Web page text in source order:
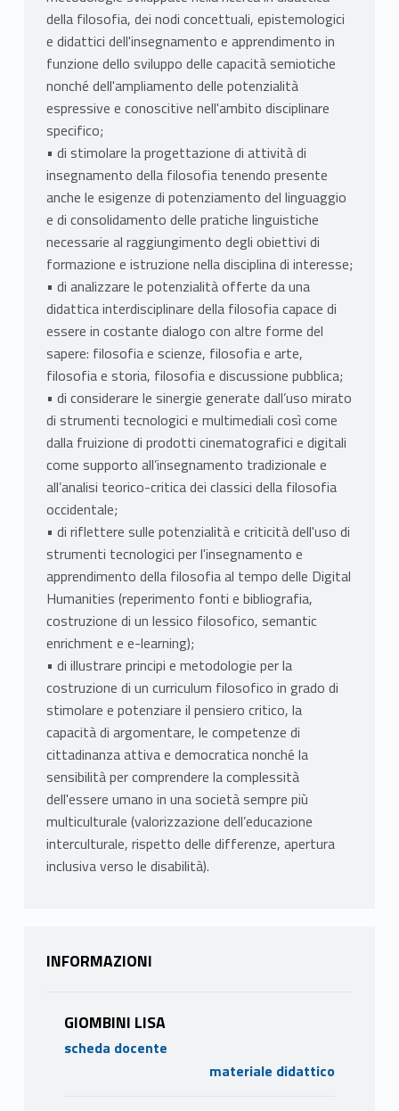
della filosofia, dei nodi concettuali, epistemologici
e didattici dell'insegnamento e apprendimento in
funzione dello sviluppo delle capacità semiotiche
nonché dell'ampliamento delle potenzialità
espressive e conoscitive nell'ambito disciplinare
specifico;
• di stimolare la progettazione di attività di
insegnamento della filosofia tenendo presente
anche le esigenze di potenziamento del linguaggio
e di consolidamento delle pratiche linguistiche
necessarie al raggiungimento degli obiettivi di
formazione e istruzione nella disciplina di interesse;
• di analizzare le potenzialità offerte da una
didattica interdisciplinare della filosofia capace di
essere in costante dialogo con altre forme del
sapere: filosofia e scienze, filosofia e arte,
filosofia e storia, filosofia e discussione pubblica;
• di considerare le sinergie generate dall’uso mirato
di strumenti tecnologici e multimediali così come
dalla fruizione di prodotti cinematografici e digitali
come supporto all’insegnamento tradizionale e
all’analisi teorico-critica dei classici della filosofia
occidentale;
• di riflettere sulle potenzialità e criticità dell'uso di
strumenti tecnologici per l'insegnamento e
apprendimento della filosofia al tempo delle Digital
Humanities (reperimento fonti e bibliografia,
costruzione di un lessico filosofico, semantic
enrichment e e-learning);
• di illustrare principi e metodologie per la
costruzione di un curriculum filosofico in grado di
stimolare e potenziare il pensiero critico, la
capacità di argomentare, le competenze di
cittadinanza attiva e democratica nonché la
sensibilità per comprendere la complessità
dell'essere umano in una società sempre più
multiculturale (valorizzazione dell’educazione
interculturale, rispetto delle differenze, apertura
inclusiva verso le disabilità).
INFORMAZIONI
GIOMBINI LISA
scheda docente
materiale didattico